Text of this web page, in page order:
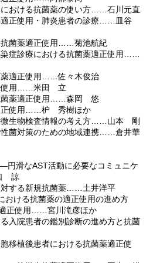
おける抗菌薬の使い方……石川元直
正使用・肺炎患者の診療……皿谷
菌薬適正使用……菊池航紀
症診療における抗菌薬適正使用……
適正使用……佐々木俊治
使用……米田 立
菌薬適正使用……森岡 悠
正使用……枦 秀樹ほか
生物検査情報の考え方……山本 剛
菌対策のための地域連携……倉井華
滑なAST活動に必要なコミュニケ
諒
する新規抗菌薬……土井洋平
ける抗菌薬の適正使用の進め方
正使用……宮川滝彦ほか
入院患者の鑑別診断の進め方と抗菌
移植後患者における抗菌薬適正使